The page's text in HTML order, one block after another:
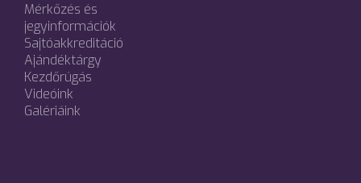
Mérkőzés és
jegyinformációk
Sajtóakkreditáció
Ajándéktárgy
Kezdőrúgás
Videóink
Galériáink